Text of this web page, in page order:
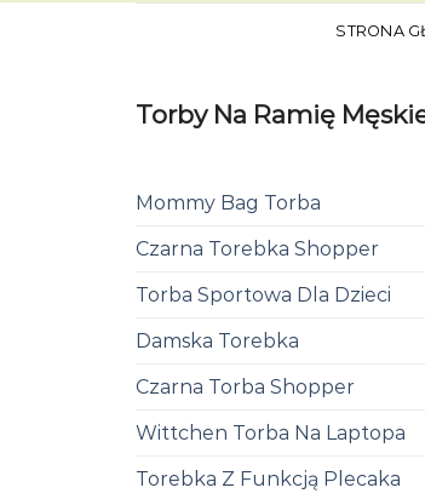
STRONA
Torby Na Ramię
Mommy Bag Torba
Czarna Torebka Shopper
Torba Sportowa Dla Dzieci
Damska Torebka
Czarna Torba Shopper
Wittchen Torba Na Laptopa
Torebka Z Funkcją Plecaka